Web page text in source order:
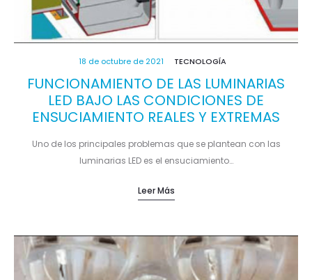
18 de octubre de 2021 TECNOLOGÍA
FUNCIONAMIENTO DE LAS LUMINARIAS
LED BAJO LAS CONDICIONES DE
ENSUCIAMIENTO REALES Y EXTREMAS
Uno de los principales problemas que se plantean con las
luminarias LED es el ensuciamiento…
Leer Más